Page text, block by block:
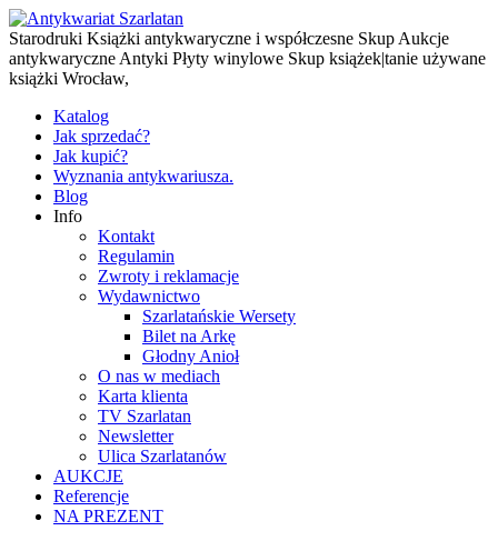
Starodruki Książki antykwaryczne i współczesne Skup Aukcje
antykwaryczne Antyki Płyty winylowe Skup książek|tanie używane
książki Wrocław,
Katalog
Jak sprzedać?
Jak kupić?
Wyznania antykwariusza.
Blog
Info
Kontakt
Regulamin
Zwroty i reklamacje
Wydawnictwo
Szarlatańskie Wersety
Bilet na Arkę
Głodny Anioł
O nas w mediach
Karta klienta
TV Szarlatan
Newsletter
Ulica Szarlatanów
AUKCJE
Referencje
NA PREZENT